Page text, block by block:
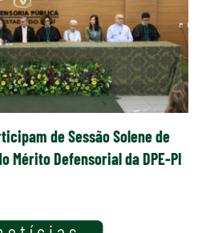
de Sessão Solene de
Mérito Defensorial da DPE-PI